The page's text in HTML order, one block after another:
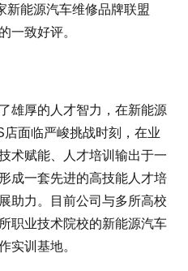
新能源汽车维修品牌联盟
一致好评。
雄厚的人才智力，在新能源
面临严峻挑战时刻，在业
术赋能、人才培训输出于一
成一套先进的高技能人才培
助力。目前公司与多所高校
职业技术院校的新能源汽车
实训基地。